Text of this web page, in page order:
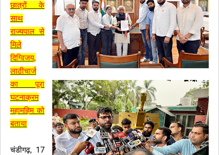
छात्रों के
साथ
राज्यपाल से
मिले
दिग्विजय,
लाठीचार्ज
का पूरा
घटनाक्रम
महामहिम को
बताया
चंडीगढ़, 17